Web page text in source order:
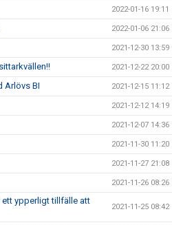
2022-01-16 19:11
2022-01-06 21:06
2021-12-30 13:59
2021-12-22 20:00
Arlövs BI 2021-12-15 11:12
2021-12-12 14:19
2021-12-07 14:36
2021-11-30 11:20
2021-11-27 21:08
2021-11-26 08:26
ett ypperligt tillfälle att
2021-11-25 08:42